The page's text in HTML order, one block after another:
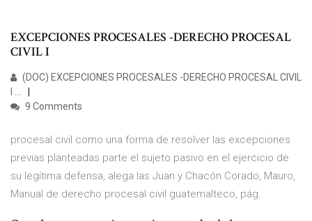
EXCEPCIONES PROCESALES -DERECHO PROCESAL
CIVIL I
(DOC) EXCEPCIONES PROCESALES -DERECHO PROCESAL CIVIL
I ...
9 Comments
procesal civil como una forma de resolver las excepciones
previas planteadas parte el sujeto pasivo en el ejercicio de
su legítima defensa, alega las Juan y Chacón Corado, Mauro,
Manual de derecho procesal civil guatemalteco, pág.